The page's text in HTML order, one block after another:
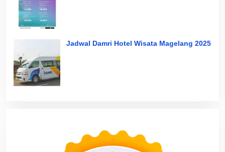
Jadwal Damri Hotel Wisata Magelang 2025